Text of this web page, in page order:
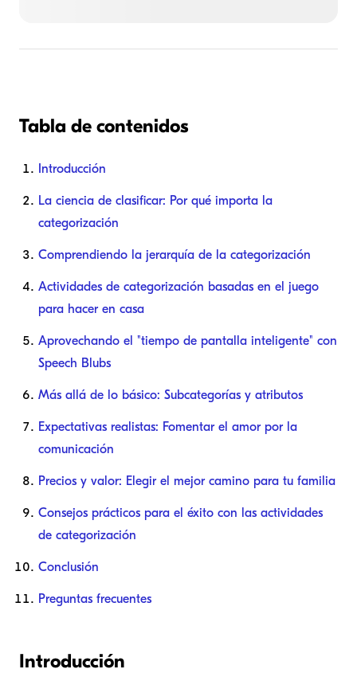
Tabla de contenidos
Introducción
La ciencia de clasificar: Por qué importa la
categorización
Comprendiendo la jerarquía de la categorización
Actividades de categorización basadas en el juego
para hacer en casa
Aprovechando el "tiempo de pantalla inteligente" con
Speech Blubs
Más allá de lo básico: Subcategorías y atributos
Expectativas realistas: Fomentar el amor por la
comunicación
Precios y valor: Elegir el mejor camino para tu familia
Consejos prácticos para el éxito con las actividades
de categorización
Conclusión
Preguntas frecuentes
Introducción